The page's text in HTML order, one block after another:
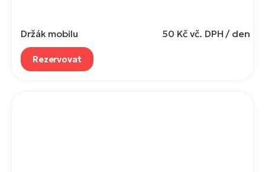
Držák mobilu 50 Kčvč. DPH / den
Rezervovat